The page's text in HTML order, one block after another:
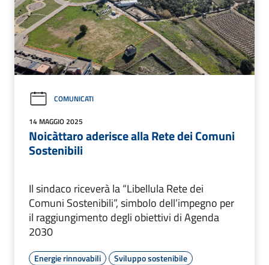
COMUNICATI
14 MAGGIO 2025
Noicàttaro aderisce alla Rete dei Comuni
Sostenibili
Il sindaco riceverà la “Libellula Rete dei
Comuni Sostenibili”, simbolo dell’impegno per
il raggiungimento degli obiettivi di Agenda
2030
Energie rinnovabili Sviluppo sostenibile